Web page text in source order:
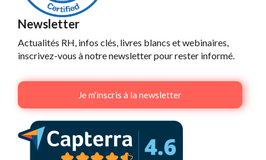
Newsletter
Actualités RH, infos clés, livres blancs et webinaires,
inscrivez-vous à notre newsletter pour rester informé.
Je m'inscris à la newsletter